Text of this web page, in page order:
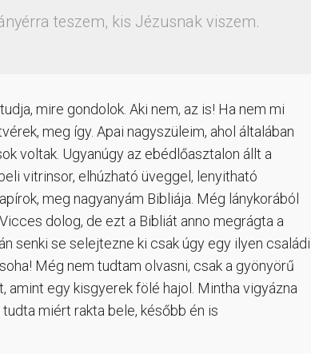
teszem, kis Jézusnak viszem.
mire gondolok. Aki nem, az is! Ha nem mi
meg így. Apai nagyszüleim, ahol általában
voltak. Ugyanúgy az ebédlőasztalon állt a
vitrinsor, elhúzható üveggel, lenyitható
meg nagyanyám Bibliája. Még lánykorából
dolog, de ezt a Bibliát anno megrágta a
senki se selejtezne ki csak úgy egy ilyen családi
Még nem tudtam olvasni, csak a gyönyörű
egy kisgyerek fölé hajol. Mintha vigyázna
miért rakta bele, később én is